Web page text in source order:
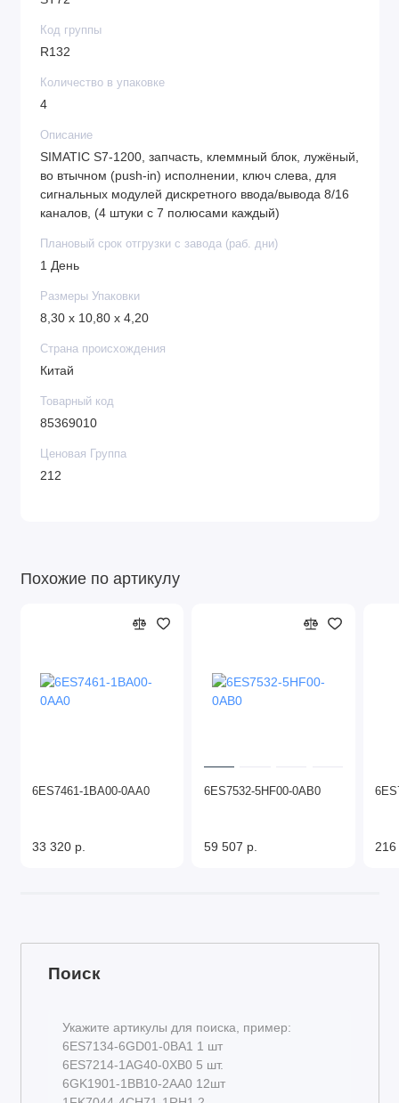
Код группы
R132
Количество в упаковке
4
Описание
SIMATIC S7-1200, запчасть, клеммный блок, лужёный,
во втычном (push-in) исполнении, ключ слева, для
сигнальных модулей дискретного ввода/вывода 8/16
каналов, (4 штуки с 7 полюсами каждый)
Плановый срок отгрузки с завода (раб. дни)
1 День
Размеры Упаковки
8,30 x 10,80 x 4,20
Страна происхождения
Китай
Товарный код
85369010
Ценовая Группа
212
Похожие по артикулу
6ES7461-1BA00-0AA0
33 320 р.
6ES7532-5HF00-0AB0
59 507 р. 216
Поиск